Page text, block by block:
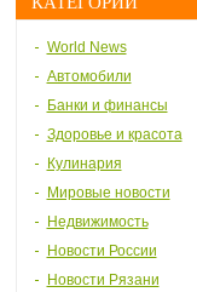
World News
Автомобили
Банки и финансы
Здоровье и красота
Кулинария
Мировые новости
Недвижимость
Новости России
Новости Рязани